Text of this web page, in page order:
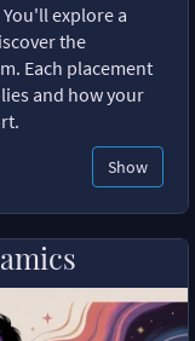
explore a
the
Each placement
and how your
Show